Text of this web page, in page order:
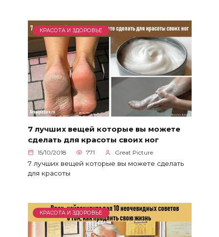
КРАСОТА И ЗДОРОВЬЕ
7 лучших вещей которые вы можете
сделать для красоты своих ног
15/10/2018 771 Great Picture
7 лучших вещей которые вы можете сделать
для красоты
КРАСОТА И ЗДОРОВЬЕ